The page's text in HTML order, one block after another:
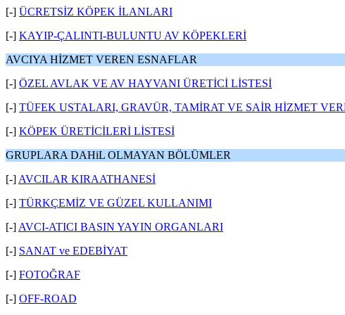
[-] ÜCRETSİZ KÖPEK İLANLARI
[-] KAYIP-ÇALINTI-BULUNTU AV KÖPEKLERİ
AVCIYA HİZMET VEREN ESNAFLAR
[-] ÖZEL AVLAK VE AV HAYVANI ÜRETİCİ LİSTESİ
[-] TÜFEK USTALARI, GRAVÜR, TAMİRAT VE SAİR HİZMET
[-] KÖPEK ÜRETİCİLERİ LİSTESİ
GRUPLARA DAHiL OLMAYAN BÖLÜMLER
[-] AVCILAR KIRAATHANESİ
[-] TÜRKÇEMİZ VE GÜZEL KULLANIMI
[-] AVCI-ATICI BASIN YAYIN ORGANLARI
[-] SANAT ve EDEBİYAT
[-] FOTOĞRAF
[-] OFF-ROAD